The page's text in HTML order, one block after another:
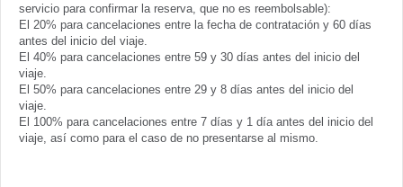
servicio para confirmar la reserva, que no es reembolsable):
El 20% para cancelaciones entre la fecha de contratación y 60 días
antes del inicio del viaje.
El 40% para cancelaciones entre 59 y 30 días antes del inicio del
viaje.
El 50% para cancelaciones entre 29 y 8 días antes del inicio del
viaje.
El 100% para cancelaciones entre 7 días y 1 día antes del inicio del
viaje, así como para el caso de no presentarse al mismo.